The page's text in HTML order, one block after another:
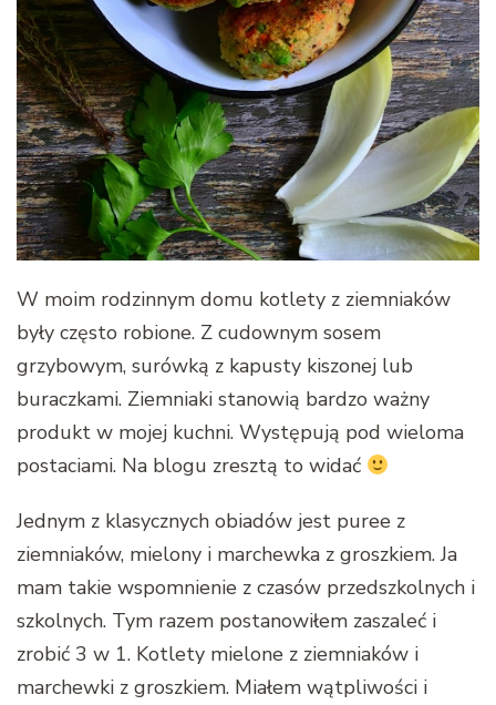
W moim rodzinnym domu kotlety z ziemniaków
były często robione. Z cudownym sosem
grzybowym, surówką z kapusty kiszonej lub
buraczkami. Ziemniaki stanowią bardzo ważny
produkt w mojej kuchni. Występują pod wieloma
postaciami. Na blogu zresztą to widać
Jednym z klasycznych obiadów jest puree z
ziemniaków, mielony i marchewka z groszkiem. Ja
mam takie wspomnienie z czasów przedszkolnych i
szkolnych. Tym razem postanowiłem zaszaleć i
zrobić 3 w 1. Kotlety mielone z ziemniaków i
marchewki z groszkiem. Miałem wątpliwości i